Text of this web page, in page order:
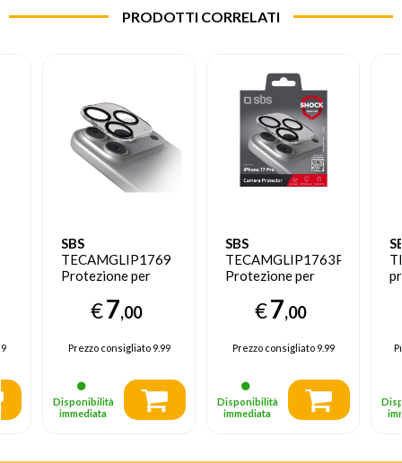
PRODOTTI CORRELATI
SBS
TECAMGLIP1769
Protezione per
fotocamera Apple
iphone 17 pro max
€7,00
Prezzo consigliato9.99
Disponibilità
immediata
SBS
TECAMGLIP1763P
Protezione per
fotocamera iphone
17 pro 1 pz
€7,00
Prezzo consigliato9.99
Disponibilità
immediata